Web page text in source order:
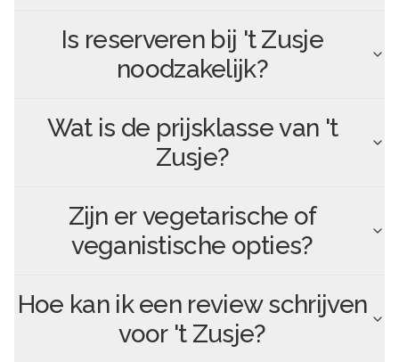
Is reserveren bij 't Zusje
noodzakelijk?
Wat is de prijsklasse van 't
Zusje?
Zijn er vegetarische of
veganistische opties?
Hoe kan ik een review schrijven
voor 't Zusje?